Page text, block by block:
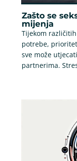
Zašto se
mijenja
Tijekom
potrebe,
sve može
partnerima.